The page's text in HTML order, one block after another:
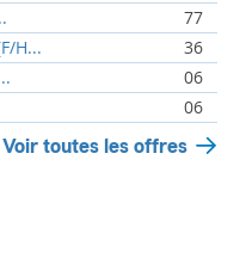
77
H...
36
06
06
Voir toutes les offres